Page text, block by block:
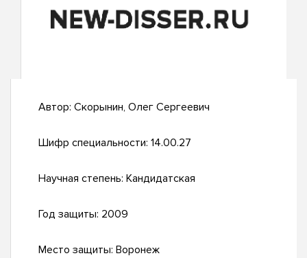
Автор: Скорынин, Олег Сергеевич
Шифр специальности: 14.00.27
Научная степень: Кандидатская
Год защиты: 2009
Место защиты: Воронеж